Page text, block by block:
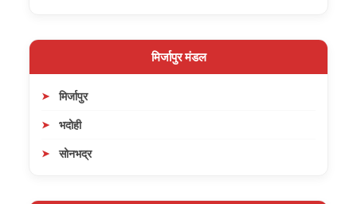
मिर्जापुर मंडल
मिर्जापुर
भदोही
सोनभद्र